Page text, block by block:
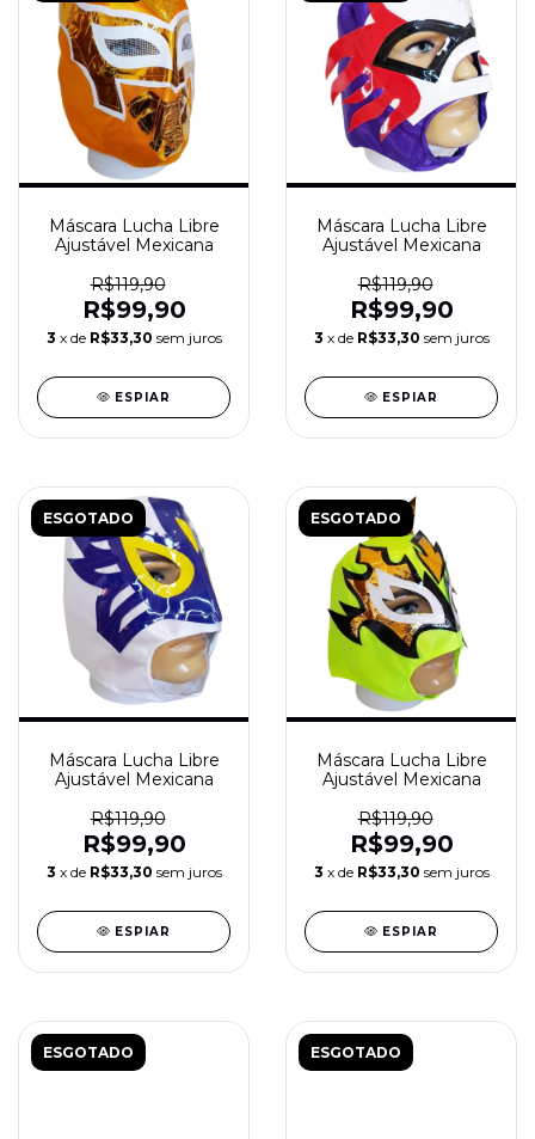
Máscara Lucha Libre
Ajustável Mexicana
R$119,90
R$99,90
3 x de R$33,30 sem juros
ESPIAR
Máscara Lucha Libre
Ajustável Mexicana
R$119,90
R$99,90
3 x de R$33,30 sem juros
ESPIAR
ESGOTADO
Máscara Lucha Libre
Ajustável Mexicana
R$119,90
R$99,90
3 x de R$33,30 sem juros
ESPIAR
ESGOTADO
Máscara Lucha Libre
Ajustável Mexicana
R$119,90
R$99,90
3 x de R$33,30 sem juros
ESPIAR
ESGOTADO ESGOTADO